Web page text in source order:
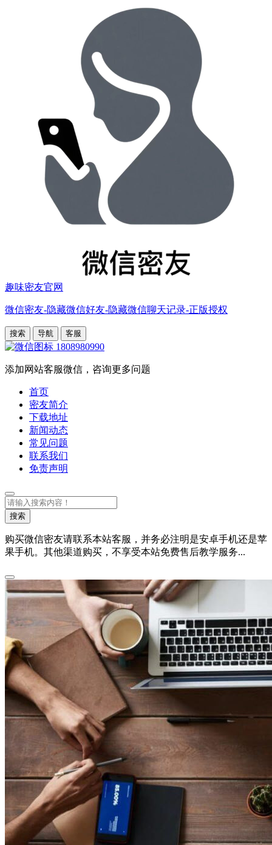
趣味密友官网
微信密友-隐藏微信好友-隐藏微信聊天记录-正版授权
搜索 导航 客服
1808980990
添加网站客服微信，咨询更多问题
首页
密友简介
下载地址
新闻动态
常见问题
联系我们
免责声明
搜
索搜索
购买微信密友请联系本站客服，并务必注明是安卓手机还是苹
果手机。其他渠道购买，不享受本站免费售后教学服务...